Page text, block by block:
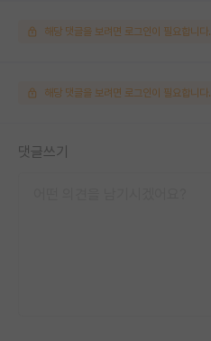
해당 댓글을 보려면 로그인이 필요합니다.
해당 댓글을 보려면 로그인이 필요합니다.
댓글쓰기